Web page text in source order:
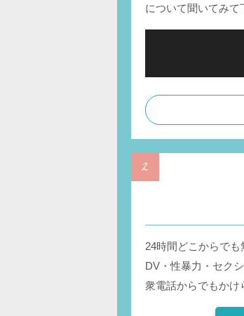
について聞いてみて
24時間どこからで
DV・性暴力・セク
衆電話からでもかけ